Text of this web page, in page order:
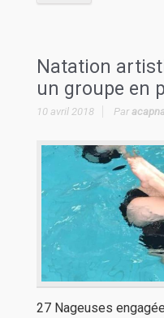
Natation
un groupe en
10 avril 2018 Par
27 Nageuses